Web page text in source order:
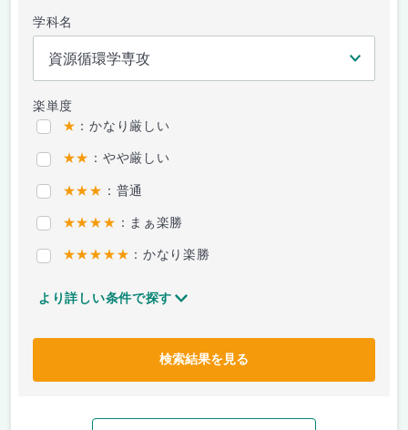
学科名
楽単度
★ ：かなり厳しい
★★ ：やや厳しい
★★★ ：普通
★★★★ ：まぁ楽勝
★★★★★ ：かなり楽勝
より詳しい条件で探す
検索結果を見る